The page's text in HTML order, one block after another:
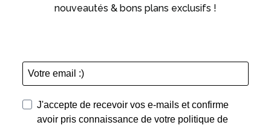
nouveautés & bons plans exclusifs !
J'accepte de recevoir vos e-mails et confirme
avoir pris connaissance de votre politique de